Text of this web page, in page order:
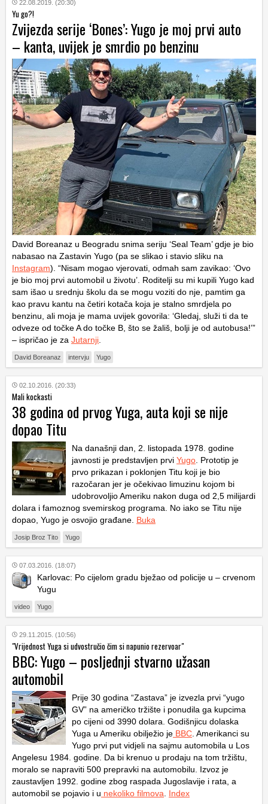
22.08.2019. (20:30)
Yu go?!
Zvijezda serije ‘Bones’: Yugo je moj prvi auto
– kanta, uvijek je smrdio po benzinu
David Boreanaz u Beogradu snima seriju ‘Seal Team’ gdje je bio
nabasao na Zastavin Yugo (pa se slikao i stavio sliku na
Instagram). “Nisam mogao vjerovati, odmah sam zavikao: ‘Ovo
je bio moj prvi automobil u životu’. Roditelji su mi kupili Yugo kad
sam išao u srednju školu da se mogu voziti do nje, pamtim ga
kao pravu kantu na četiri kotača koja je stalno smrdjela po
benzinu, ali moja je mama uvijek govorila: ‘Gledaj, služi ti da te
odveze od točke A do točke B, što se žališ, bolji je od autobusa!’”
– ispričao je za Jutarnji.
David Boreanaz intervju Yugo
02.10.2016. (20:33)
Mali kockasti
38 godina od prvog Yuga, auta koji se nije
dopao Titu
Na današnji dan, 2. listopada 1978. godine
javnosti je predstavljen prvi Yugo. Prototip je
prvo prikazan i poklonjen Titu koji je bio
razočaran jer je očekivao limuzinu kojom bi
udobrovoljio Ameriku nakon duga od 2,5 milijardi
dolara i famoznog svemirskog programa. No iako se Titu nije
dopao, Yugo je osvojio građane. Buka
Josip Broz Tito Yugo
07.03.2016. (18:07)
Karlovac: Po cijelom gradu bježao od policije u – crvenom
Yugu
video Yugo
29.11.2015. (10:56)
"Vrijednost Yuga si udvostručio čim si napunio rezervoar"
BBC: Yugo – posljednji stvarno užasan
automobil
Prije 30 godina “Zastava” je izvezla prvi “yugo
GV” na američko tržište i ponudila ga kupcima
po cijeni od 3990 dolara. Godišnjicu dolaska
Yuga u Ameriku obilježio je BBC. Amerikanci su
Yugo prvi put vidjeli na sajmu automobila u Los
Angelesu 1984. godine. Da bi krenuo u prodaju na tom tržištu,
moralo se napraviti 500 prepravki na automobilu. Izvoz je
zaustavljen 1992. godine zbog raspada Jugoslavije i rata, a
automobil se pojavio i u nekoliko filmova. Index